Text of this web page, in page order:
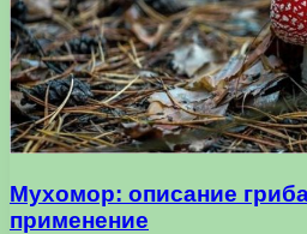
Мухомор: описание
применение